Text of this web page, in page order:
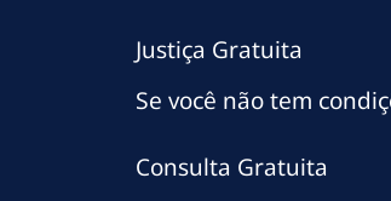
Justiça Gratuita
Se você não tem
Consulta Gratuita